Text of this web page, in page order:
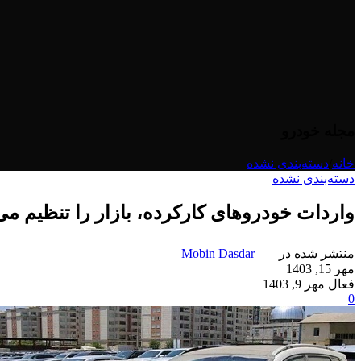
خانه دسته‌بندی نشده
دسته‌بندی نشده
واردات خودروهای کارکرده، بازار را تنظیم
منتشر شده در
Mobin Dasdar
مهر 15, 1403
فعال مهر 9, 1403
0